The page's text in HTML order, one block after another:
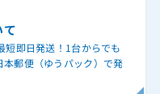
て
短即日発送！1台からでも
郵便（ゆうパック）で発